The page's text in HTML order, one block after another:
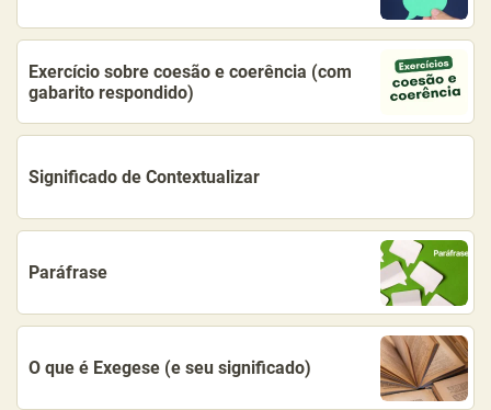
Exercício sobre coesão e coerência (com
gabarito respondido)
Significado de Contextualizar
Paráfrase
O que é Exegese (e seu significado)